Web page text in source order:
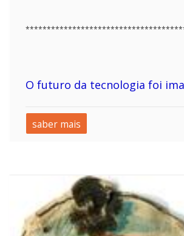
O futuro da tecnologia foi
saber mais